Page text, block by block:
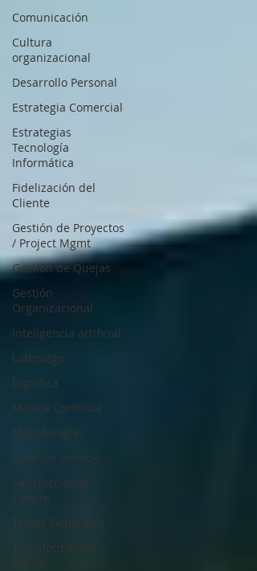
Comunicación
Cultura
organizacional
Desarrollo Personal
Estrategia Comercial
Estrategias
Tecnología
Informática
Fidelización del
Cliente
Gestión de Proyectos
/ Project Mgmt
Gestión de Quejas
Gestión
Organizacional
Inteligencia artificial
Liderazgo
Logística
Mejora Continua
Metodologías
Nivel de Servicio
Satisfacción al
Cliente
Temas Generales
Transformación
Digital